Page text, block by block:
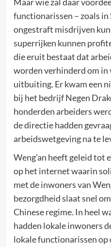
functionarissen – zoals in
ongestraft misdrijven
superrijken kunnen
die eruit bestaat dat
worden verhinderd om in
uitbuiting. Er kwam een
bij het bedrijf Negen
honderden arbeiders
de directie hadden
arbeidswetgeving na te
Weng’an heeft geleid tot
op het internet waarin
met de inwoners van
bezorgdheid slaat snel
Chinese regime. In heel
hadden lokale inwoners
lokale functionarissen op